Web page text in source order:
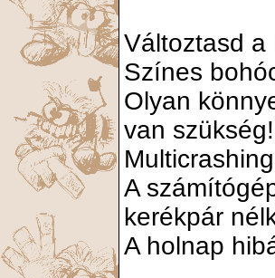
Változtasd a
Színes
Olyan
van szükség!
A
kerékpár
A holnap